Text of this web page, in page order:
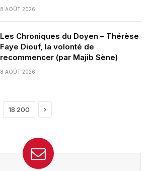
8 AOÛT 2026
Les Chroniques du Doyen – Thérèse
Faye Diouf, la volonté de
recommencer (par Majib Sène)
8 AOÛT 2026
18 200 Next